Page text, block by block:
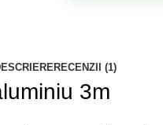
RECENZII (1)
3m